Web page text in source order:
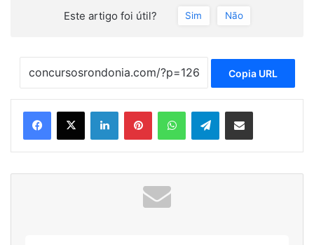
Este artigo foi útil? Sim Não
Copia URL
LinkedinPinterestWhatsAppTelegramCompartilhar via e-mail